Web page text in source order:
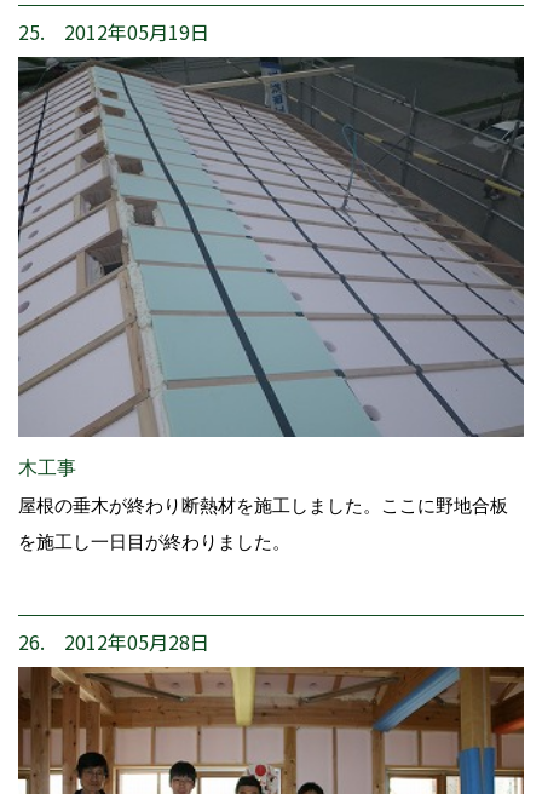
25. 2012年05月19日
木工事
屋根の垂木が終わり断熱材を施工しました。ここに野地合板
を施工し一日目が終わりました。
26. 2012年05月28日